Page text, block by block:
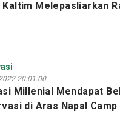
Kaltim Melepasliarkan
20:01:00
Millenial Mendapat
di Aras Napal Camp